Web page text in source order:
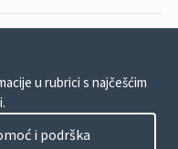
u rubrici s najčešćim
i podrška